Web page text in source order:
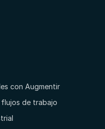
con Augmentir
de trabajo